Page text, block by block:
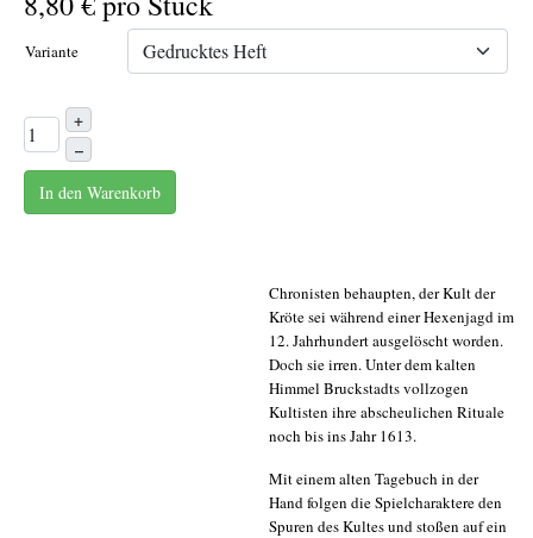
Variante
+
–
In den Warenkorb
Chronisten behaupten, der Kult der
Kröte sei während einer Hexenjagd im
12. Jahrhundert ausgelöscht worden.
Doch sie irren. Unter dem kalten
Himmel Bruckstadts vollzogen
Kultisten ihre abscheulichen Rituale
noch bis ins Jahr 1613.
Mit einem alten Tagebuch in der
Hand folgen die Spielcharaktere den
Spuren des Kultes und stoßen auf ein